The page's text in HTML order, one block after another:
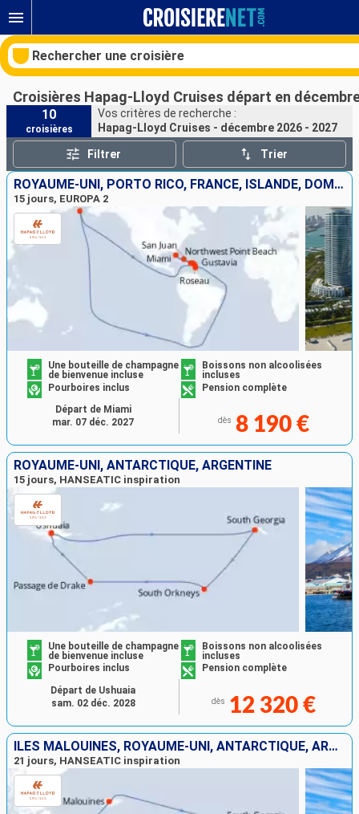
Rechercher une croisière
Nos destinations
Mois de départ
Ports Compagnies
Rechercher
Croisières Hapag-Lloyd Cruises départ en
10
croisières
Vos critères de recherche :
Hapag-Lloyd Cruises - décembre 2026 - 2027
Filtrer Trier
ROYAUME-UNI, PORTO RICO, FRANCE, ISLANDE, DOMINIQUE, GUADELOUPE, SAINTE-LUCIE, ÉTATS-UNIS
15 jours, EUROPA 2
Une bouteille de champagne
de bienvenue incluse
Boissons non alcoolisées
incluses
Pourboires inclus
Pension complète
dès 8 190 €
Départ de Miami
mar. 07 déc. 2027
ROYAUME-UNI, ANTARCTIQUE, ARGENTINE
15 jours, HANSEATIC inspiration
Une bouteille de champagne
de bienvenue incluse
Boissons non alcoolisées
incluses
Pourboires inclus
Pension complète
dès 12 320 €
Départ de Ushuaia
sam. 02 déc. 2028
ÎLES MALOUINES, ROYAUME-UNI, ANTARCTIQUE, ARGENTINE
21 jours, HANSEATIC inspiration